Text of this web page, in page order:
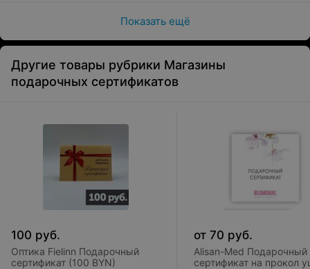
Показать ещё
Другие товары рубрики Магазины
подарочных сертификатов
100 руб.
Оптика Fielinn Подарочный
сертификат (100 BYN)
от 70 руб.
Alisan-Med Подарочный
сертификат на прoкол